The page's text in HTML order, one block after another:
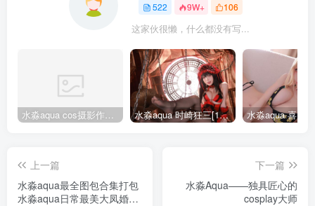
522 9W+ 106
这家伙很懒，什么都没有写...
水淼aqua cos摄影作品合集155套 水淼aqua 时崎狂三[109P-128MB]
上一篇
水淼aqua最全图包合集打包
水淼aqua日常最美大凤婚纱
下一篇
水淼Aqua——独具匠心的
cosplay大师